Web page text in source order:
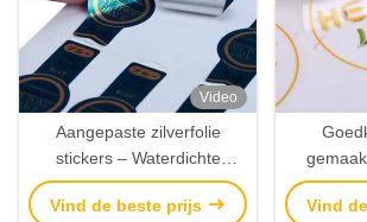
Video
Aangepaste zilverfolie
stickers – Waterdichte
zelfklevende metallic labels
met artwork print
Vind de beste prijs
stickers
Vind